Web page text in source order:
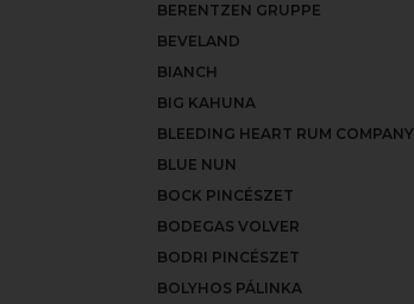
BERENTZEN GRUPPE
BEVELAND
BIANCH
BIG KAHUNA
BLEEDING HEART RUM COMPANY
BLUE NUN
BOCK PINCÉSZET
BODEGAS VOLVER
BODRI PINCÉSZET
BOLYHOS PÁLINKA